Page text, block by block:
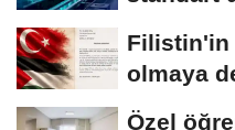
Filistin'in
olmaya
Özel